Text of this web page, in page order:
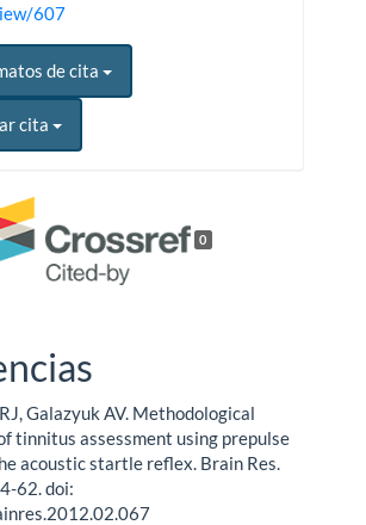
607
de cita
cita
0
Galazyuk AV. Methodological
tinnitus assessment using prepulse
acoustic startle reflex. Brain Res.
62. doi: